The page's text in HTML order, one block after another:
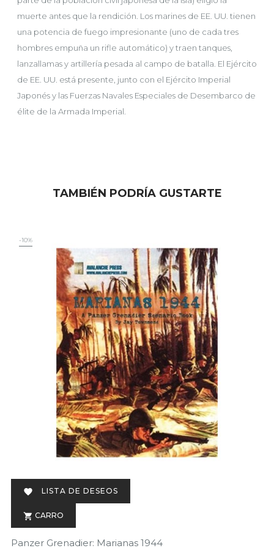
muerte antes que la rendición. Los marines de EE. UU. tienen
una potencia de fuego impresionante (uno de cada tres
hombres empuña un rifle automático) y traen tanques,
lanzallamas y artillería pesada al campo de batalla. El Ejército
de EE. UU. está presente, junto con el Ejército Imperial
Japonés y las Fuerzas Navales Especiales de Desembarco de
élite de la Armada Imperial.
TAMBIÉN PODRÍA GUSTARTE
-10%
 LISTA DE DESEOS
 CARRO
Panzer Grenadier: Marianas 1944